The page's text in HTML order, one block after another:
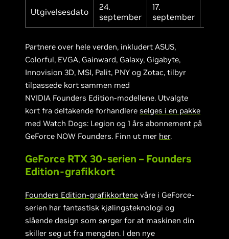
Utgivelsesdato
24.
september
17.
september
Partnere over hele verden, inkludert ASUS,
Colorful, EVGA, Gainward, Galaxy, Gigabyte,
Innovision 3D, MSI, Palit, PNY og Zotac, tilbyr
tilpassede kort sammen med
NVIDIA Founders Edition-modellene. Utvalgte
kort fra deltakende forhandlereselges i en pakke
med Watch Dogs: Legion og 1 års abonnement på
GeForce NOW Founders. Finn ut mer her.
GeForce RTX 30-serien – Founders
Edition-grafikkort
Founders Edition-grafikkortene våre i GeForce-
serien har fantastisk kjølingsteknologi og
slående design som sørger for at maskinen din
skiller seg ut fra mengden. I den nye